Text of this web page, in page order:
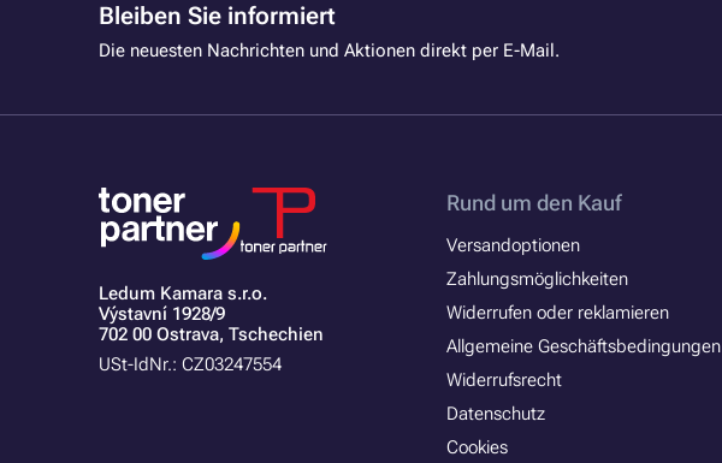
Bleiben Sie informiert
Die neuesten Nachrichten und Aktionen direkt per E-Mail.
Ledum Kamara s.r.o.
Výstavní 1928/9
702 00 Ostrava, Tschechien
USt-IdNr.: CZ03247554
Rund um den Kauf
Versandoptionen
Zahlungsmöglichkeiten
Widerrufen oder reklamieren
Allgemeine Geschäftsbedingungen
Widerrufsrecht
Datenschutz
Cookies